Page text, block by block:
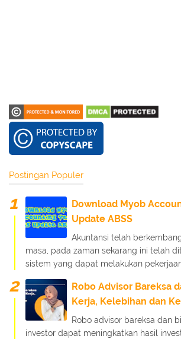
Postingan Populer
Download Myob
Update ABSS
Akuntansi telah
masa, pada zaman sekarang ini telah
sistem yang dapat melakukan pekerjaan
Robo Advisor Bareksa
Kerja, Kelebihan dan
Robo advisor bareksa dan
investor dapat meningkatkan hasil